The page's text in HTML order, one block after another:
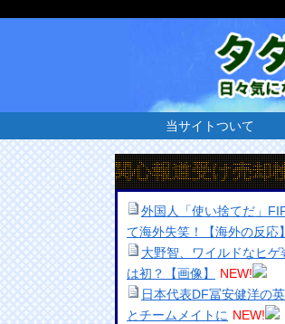
当サイトついて
関心報道受け売却検討で株
外国人「使い捨てだ」
て海外失笑！【海外の反応】
大野智、ワイルドなヒ
は初？【画像】
NEW!
日本代表DF冨安健洋の
とチームメイトに NEW!